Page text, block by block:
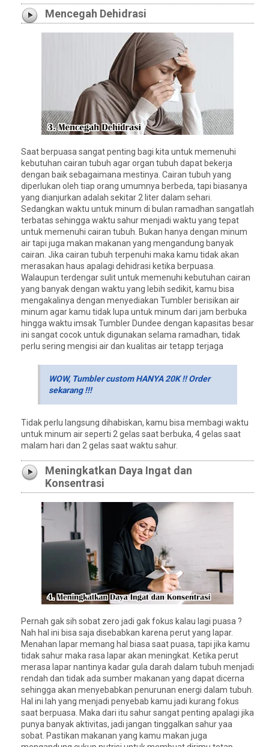
Mencegah Dehidrasi
Saat berpuasa sangat penting bagi kita untuk memenuhi
kebutuhan cairan tubuh agar organ tubuh dapat bekerja
dengan baik sebagaimana mestinya. Cairan tubuh yang
diperlukan oleh tiap orang umumnya berbeda, tapi biasanya
yang dianjurkan adalah sekitar 2 liter dalam sehari.
Sedangkan waktu untuk minum di bulan ramadhan sangatlah
terbatas sehingga waktu sahur menjadi waktu yang tepat
untuk memenuhi cairan tubuh. Bukan hanya dengan minum
air tapi juga makan makanan yang mengandung banyak
cairan. Jika cairan tubuh terpenuhi maka kamu tidak akan
merasakan haus apalagi dehidrasi ketika berpuasa.
Walaupun terdengar sulit untuk memenuhi kebutuhan cairan
yang banyak dengan waktu yang lebih sedikit, kamu bisa
mengakalinya dengan menyediakan Tumbler berisikan air
minum agar kamu tidak lupa untuk minum dari jam berbuka
hingga waktu imsak Tumbler Dundee dengan kapasitas besar
ini sangat cocok untuk digunakan selama ramadhan, tidak
perlu sering mengisi air dan kualitas air tetapp terjaga
WOW, Tumbler custom HANYA 20K !! Order
sekarang !!!
Tidak perlu langsung dihabiskan, kamu bisa membagi waktu
untuk minum air seperti 2 gelas saat berbuka, 4 gelas saat
malam hari dan 2 gelas saat waktu sahur.
Meningkatkan Daya Ingat dan
Konsentrasi
Pernah gak sih sobat zero jadi gak fokus kalau lagi puasa ?
Nah hal ini bisa saja disebabkan karena perut yang lapar.
Menahan lapar memang hal biasa saat puasa, tapi jika kamu
tidak sahur maka rasa lapar akan meningkat. Ketika perut
merasa lapar nantinya kadar gula darah dalam tubuh menjadi
rendah dan tidak ada sumber makanan yang dapat dicerna
sehingga akan menyebabkan penurunan energi dalam tubuh.
Hal ini lah yang menjadi penyebab kamu jadi kurang fokus
saat berpuasa. Maka dari itu sahur sangat penting apalagi jika
punya banyak aktivitas, jadi jangan tinggalkan sahur yaa
sobat. Pastikan makanan yang kamu makan juga